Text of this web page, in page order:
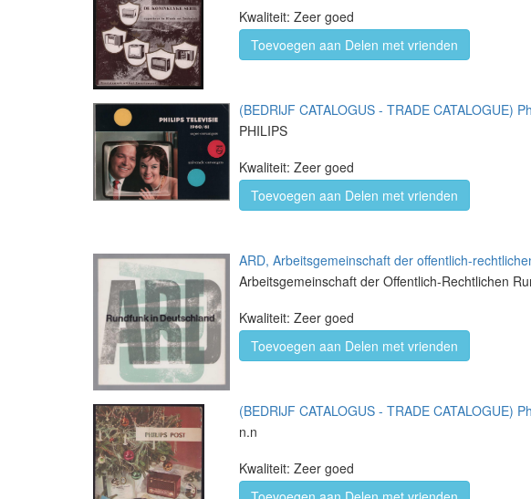
Kwaliteit: Zeer goed
Toevoegen aan Delen met vrienden
(BEDRIJF CATALOGUS - TRADE CATALOGUE)
PHILIPS
Kwaliteit: Zeer goed
Toevoegen aan Delen met vrienden
ARD, Arbeitsgemeinschaft der offentlich-
Arbeitsgemeinschaft der Offentlich-Rechtlichen
Kwaliteit: Zeer goed
Toevoegen aan Delen met vrienden
(BEDRIJF CATALOGUS - TRADE CATALOGUE)
n.n
Kwaliteit: Zeer goed